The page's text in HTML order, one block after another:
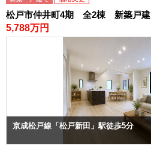
松戸市仲井町4期 全2棟 新築戸建
5,788万円
京成松戸線「松戸新田」駅徒歩5分